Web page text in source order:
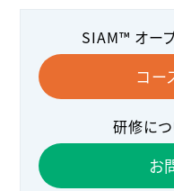
SIAM™ オー
コー
研修に
お